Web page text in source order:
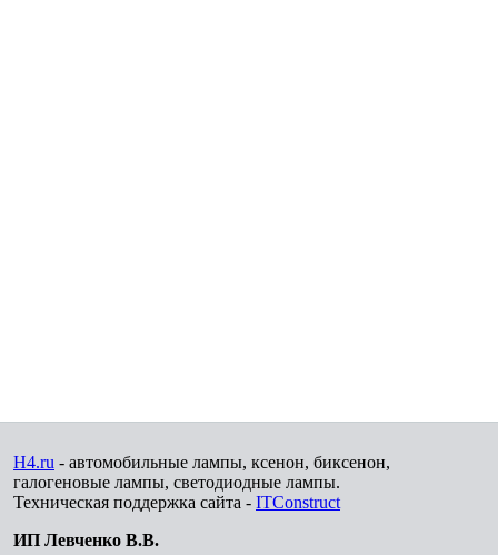
H4.ru - автомобильные лампы, ксенон, биксенон,
галогеновые лампы, светодиодные лампы.
Техническая поддержка сайта - ITConstruct
ИП Левченко В.В.